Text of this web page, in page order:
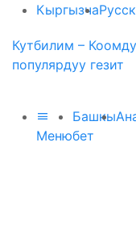
Кыргызча
Кутбилим –
популярдуу гезит
Меню
Башкы
бет